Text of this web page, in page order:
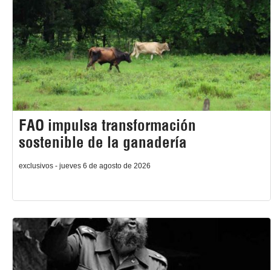
FAO impulsa transformación
sostenible de la ganadería
exclusivos - jueves 6 de agosto de 2026